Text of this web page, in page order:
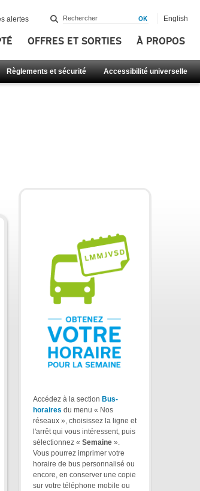
OFFRES ET SORTIES À PROPOS
Règlements et sécurité Accessibilité universelle
alertes English
Accédez à la section Bus-
horaires du menu « Nos
réseaux », choisissez la ligne et
l'arrêt qui vous intéressent, puis
sélectionnez « Semaine ».
Vous pourrez imprimer votre
horaire de bus personnalisé ou
encore, en conserver une copie
sur votre téléphone mobile ou